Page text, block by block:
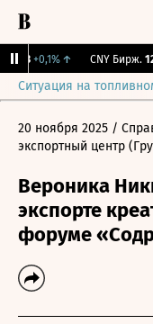
+0,1% ↑ CNY Бирж.
Ситуация на
20 ноября 2025 /
экспортный центр
Вероника
экспорте
форуме